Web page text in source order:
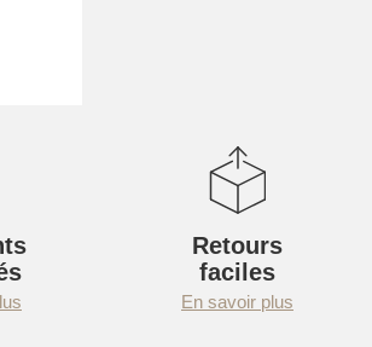
Retours
faciles
En savoir plus